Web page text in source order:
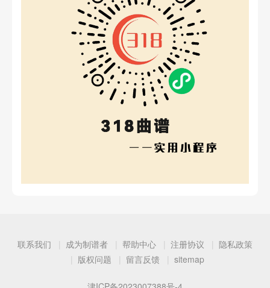
联系我们 成为制谱者 帮助中心 注册协议
隐私政策
版权问题
留言反馈 sitemap